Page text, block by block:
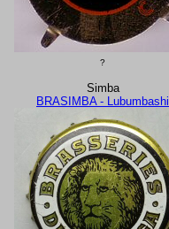
?
Simba
BRASIMBA - Lubumbashi